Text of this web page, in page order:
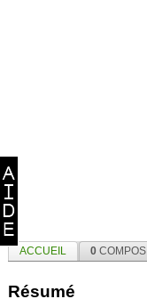
ACCUEIL 0COMPOS
Résumé